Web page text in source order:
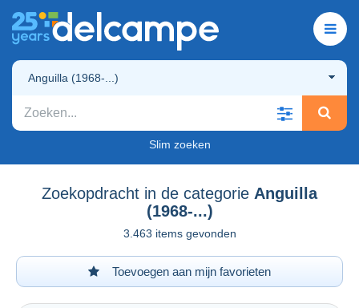
Anguilla (1968-...)
Slim zoeken
Zoekopdracht in de categorie Anguilla
(1968-...)
3.463 items gevonden
Toevoegen aan mijn favorieten